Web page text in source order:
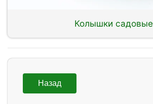
Колышки садовые
Назад